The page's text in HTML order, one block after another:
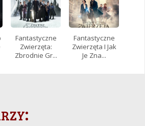
Fantastyczne
Zwierzęta:
Zbrodnie Gr...
Fantastyczne
Zwierzęta I Jak
Je Zna...